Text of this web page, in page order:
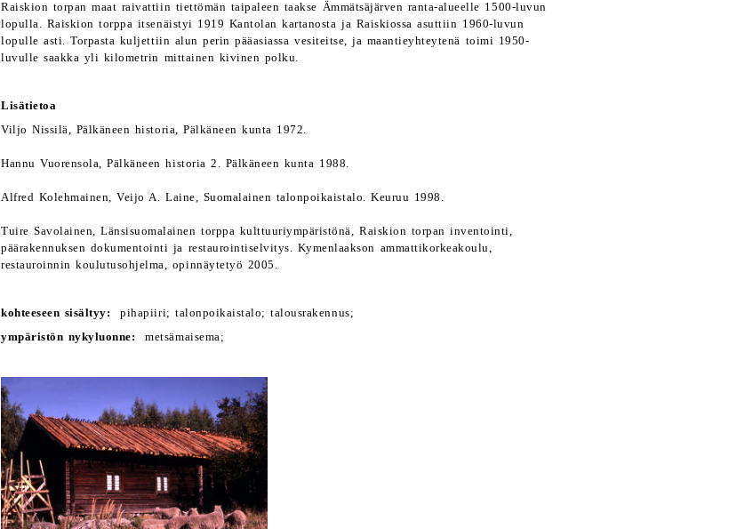
Raiskion torpan maat raivattiin tiettömän taipaleen taakse Ämmätsäjärven ranta-alueelle 1500-luvun
lopulla. Raiskion torppa itsenäistyi 1919 Kantolan kartanosta ja Raiskiossa asuttiin 1960-luvun
lopulle asti. Torpasta kuljettiin alun perin pääasiassa vesiteitse, ja maantieyhteytenä toimi 1950-
luvulle saakka yli kilometrin mittainen kivinen polku.
Lisätietoa
Viljo Nissilä, Pälkäneen historia, Pälkäneen kunta 1972.
Hannu Vuorensola, Pälkäneen historia 2. Pälkäneen kunta 1988.
Alfred Kolehmainen, Veijo A. Laine, Suomalainen talonpoikaistalo. Keuruu 1998.
Tuire Savolainen, Länsisuomalainen torppa kulttuuriympäristönä, Raiskion torpan inventointi,
päärakennuksen dokumentointi ja restaurointiselvitys. Kymenlaakson ammattikorkeakoulu,
restauroinnin koulutusohjelma, opinnäytetyö 2005.
kohteeseen sisältyy: pihapiiri; talonpoikaistalo; talousrakennus;
ympäristön nykyluonne: metsämaisema;